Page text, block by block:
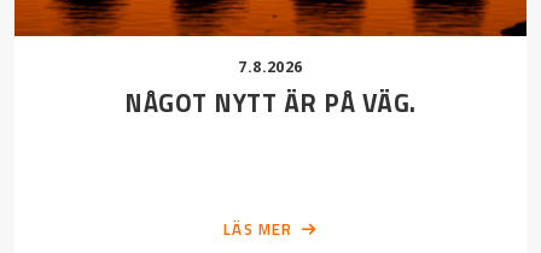
7.8.2026
NÅGOT NYTT ÄR PÅ VÄG.
LÄS MER